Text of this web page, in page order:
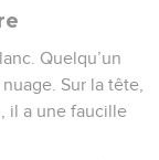
Quelqu’un
Sur la tête,
il a une faucille